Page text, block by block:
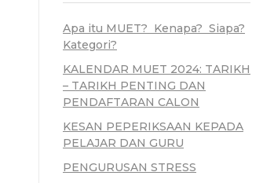
Apa itu MUET? Kenapa? Siapa?
Kategori?
KALENDAR MUET 2024: TARIKH
– TARIKH PENTING DAN
PENDAFTARAN CALON
KESAN PEPERIKSAAN KEPADA
PELAJAR DAN GURU
PENGURUSAN STRESS